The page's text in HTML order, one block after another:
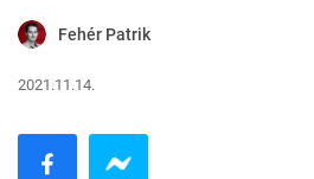
Fehér Patrik
2021.11.14.